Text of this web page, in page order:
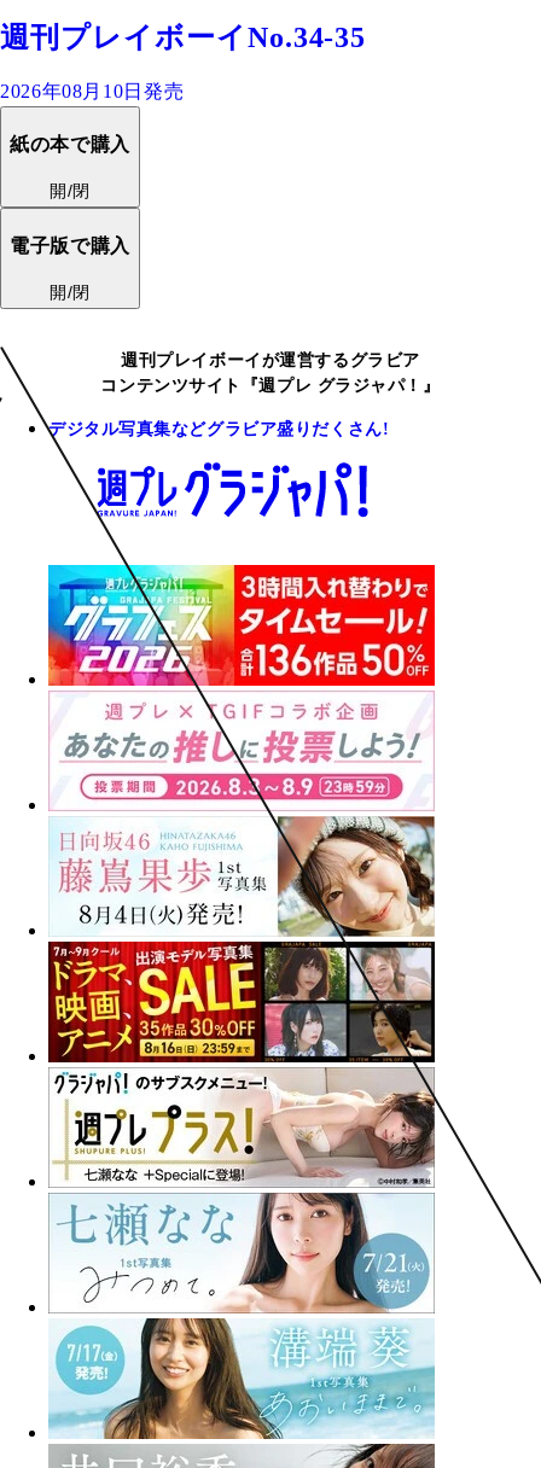
週刊プレイボーイNo.34-35
2026年08月10日発売
紙の本で購入
開/閉
電子版で購入
開/閉
週刊プレイボーイが運営するグラビア
コンテンツサイト『週プレ グラジャパ！』
デジタル写真集などグラビア盛りだくさん!